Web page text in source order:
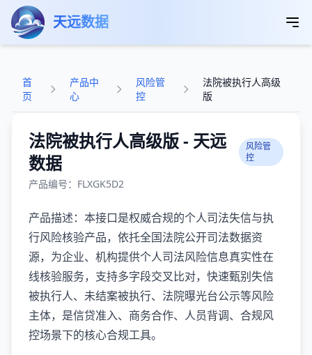
跳转到主要内容
天远数据
首
页
产品中
心
风险管
控
法院被执行人高级
版
法院被执行人高级版 - 天远
数据
风险管
控
产品编号：FLXGK5D2
产品描述：本接口是权威合规的个人司法失信与执
行风险核验产品，依托全国法院公开司法数据资
源，为企业、机构提供个人司法风险信息真实性在
线核验服务，支持多字段交叉比对，快速甄别失信
被执行人、未结案被执行、法院曝光台公示等风险
主体，是信贷准入、商务合作、人员背调、合规风
控场景下的核心合规工具。